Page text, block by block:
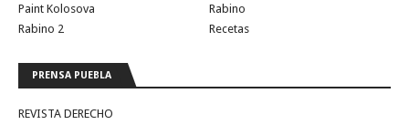
Paint Kolosova
Rabino
Rabino 2
Recetas
PRENSA PUEBLA
REVISTA DERECHO